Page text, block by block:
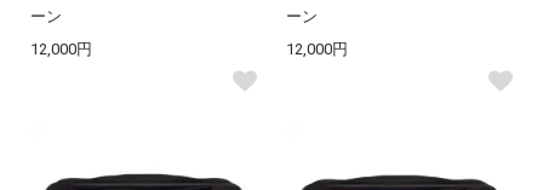
ーン
12,000円
ーン
12,000円